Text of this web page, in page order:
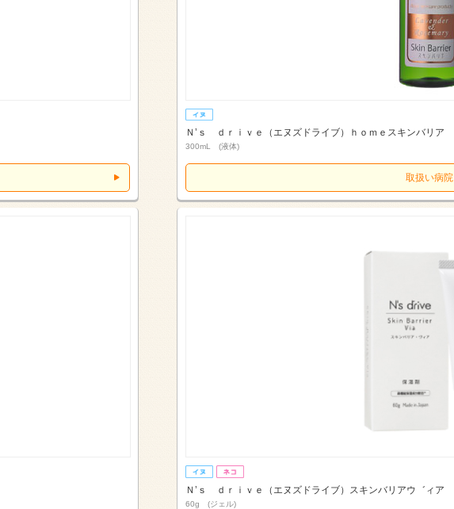
Ｎ’ｓ ｄｒｉｖｅ（エヌズドライブ）ｈｏｍｅスキンバリア
300mL (液体)
取扱い病院
Ｎ’ｓ ｄｒｉｖｅ（エヌズドライブ）スキンバリアウ゛ィア
60g (ジェル)